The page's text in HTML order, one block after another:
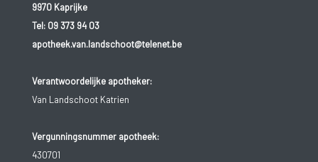
9970 Kaprijke
Tel: 09 373 94 03
apotheek.van.landschoot@telenet.be
Verantwoordelijke apotheker:
Van Landschoot Katrien
Vergunningsnummer apotheek:
430701